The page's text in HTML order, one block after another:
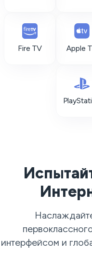
Fire TV Apple
интерфейсом и